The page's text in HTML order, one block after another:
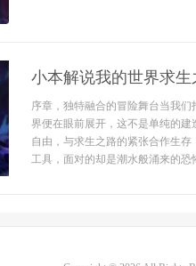
小本解说我的世界求
序章，独特融合的冒险舞台当我
界便在眼前展开，这不是单纯的
自由，与求生之路的紧张合作生
工具，面对的却是潮水般涌来的恐